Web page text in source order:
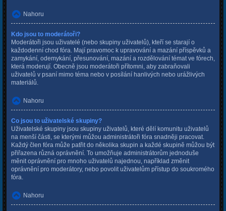
Nahoru
Kdo jsou to moderátoři?
Moderátoři jsou uživatelé (nebo skupiny uživatelů), kteří se starají o
každodenní chod fóra. Mají pravomoc k upravování a mazání příspěvků a
zamykání, odemykání, přesunování, mazání a rozdělování témat ve fórech,
která moderují. Obecně jsou moderátoři přítomni, aby zabraňovali
uživatelů v psaní mimo téma nebo v posílání hanlivých nebo urážlivých
materiálů.
Nahoru
Co jsou to uživatelské skupiny?
Uživatelské skupiny jsou skupiny uživatelů, které dělí komunitu uživatelů
na menší části, se kterými můžou administrátoři fóra snadněji pracovat.
Každý člen fóra může patřit do několika skupin a každé skupině můžou být
přiřazena různá oprávnění. To umožňuje administrátorům jednoduše
měnit oprávnění pro mnoho uživatelů najednou, například změnit
oprávnění pro moderátory, nebo povolit uživatelům přístup do soukromého
fóra.
Nahoru